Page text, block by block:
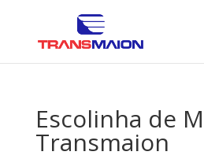
Escolinha de
Transmaion